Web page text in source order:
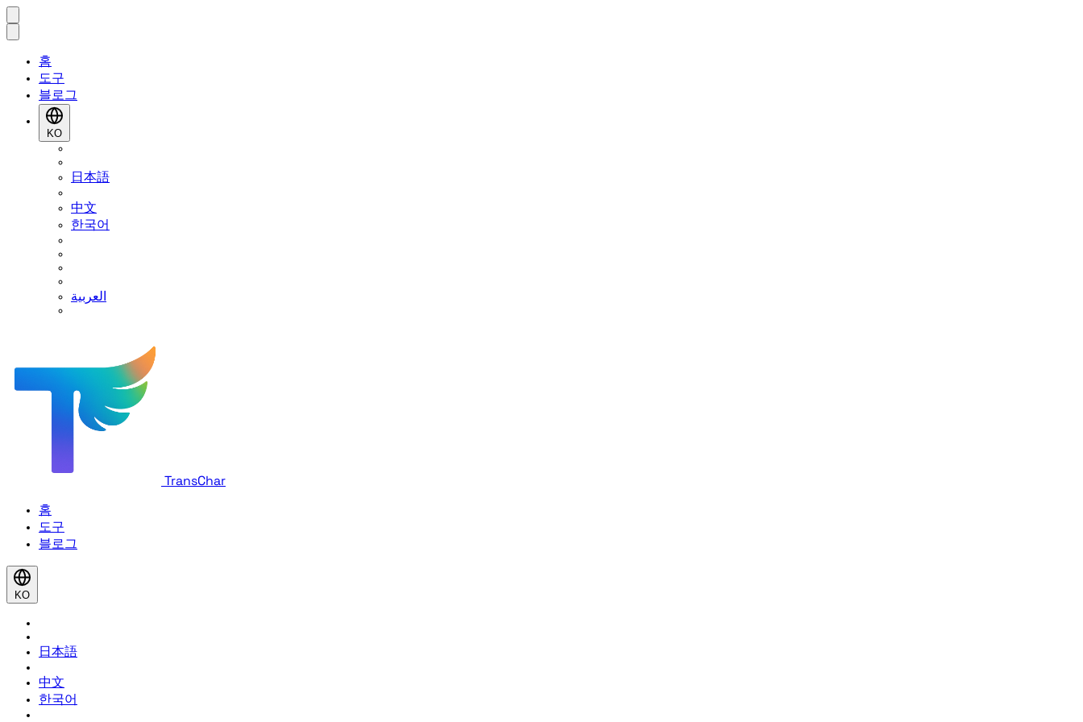
홈
도구
블로그
KO
日本語
中文
한국어
العربية
TransChar
홈
도구
블로그
KO
日本語
中文
한국어